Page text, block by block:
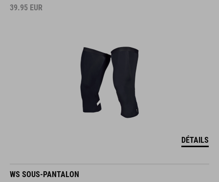
39.95 EUR
DÉTAILS
WS SOUS-PANTALON